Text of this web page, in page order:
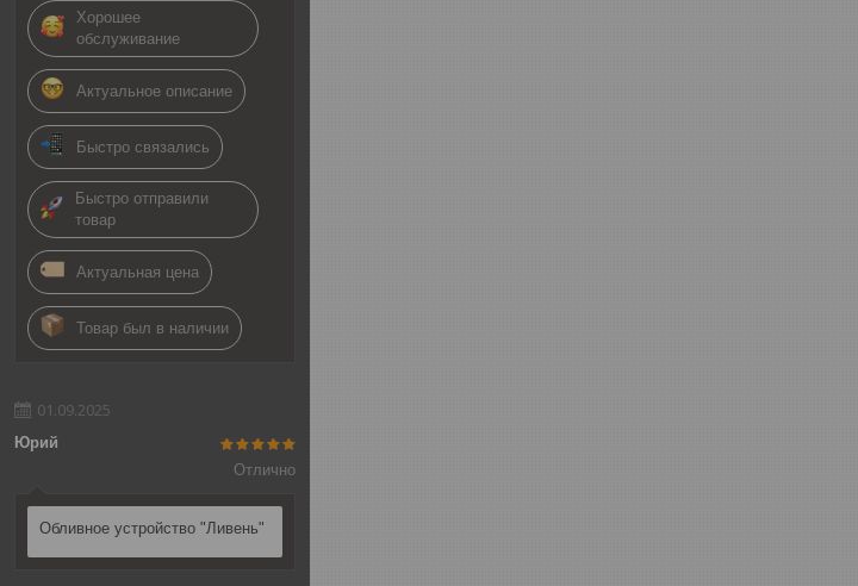
Хорошее
обслуживание
Актуальное описание
Быстро связались
Быстро отправили
товар
Актуальная цена
Товар был в наличии
01.09.2025
Юрий
Отлично
Обливное устройство "Ливень"